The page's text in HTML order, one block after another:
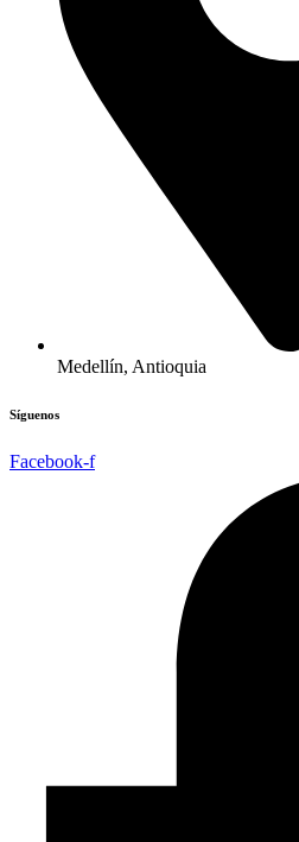
Medellín, Antioquia
Síguenos
Facebook-f